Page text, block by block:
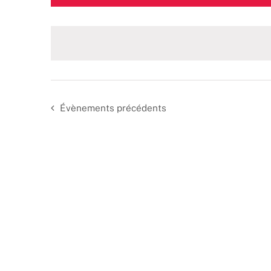
une
Évènements précédents